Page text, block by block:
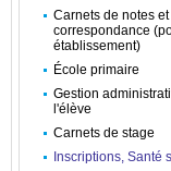
Carnets de notes et
correspondance
établissement)
École primaire
Gestion
l'élève
Carnets de stage
Inscriptions, Santé